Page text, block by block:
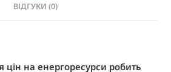
ВІДГУКИ (0)
цін на енергоресурси робить